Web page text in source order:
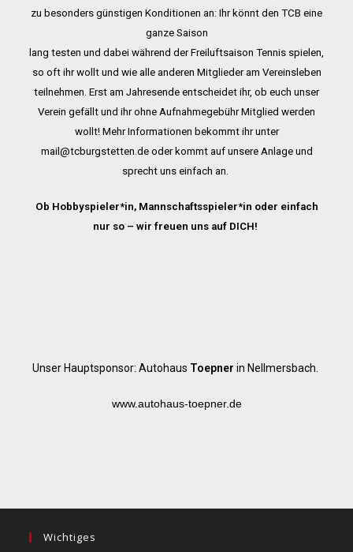
zu besonders günstigen Konditionen an: Ihr könnt den TCB eine
ganze Saison
lang testen und dabei während der Freiluftsaison Tennis spielen,
so oft ihr wollt und wie alle anderen Mitglieder am Vereinsleben
teilnehmen. Erst am Jahresende entscheidet ihr, ob euch unser
Verein gefällt und ihr ohne AufnahmegebührMitglied werden
wollt! Mehr Informationen bekommt ihr unter
mail@tcburgstetten.de oder kommt auf unsere Anlage und
sprecht uns einfach an.
Ob Hobbyspieler*in, Mannschaftsspieler*in oder einfach
nur so – wir freuen uns auf DICH!
Unser Hauptsponsor: Autohaus Toepner in Nellmersbach.
www.autohaus-toepner.de
Wichtiges